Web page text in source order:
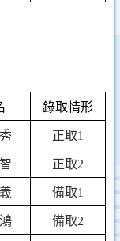
錄取情形
正取1
正取2
備取1
備取2